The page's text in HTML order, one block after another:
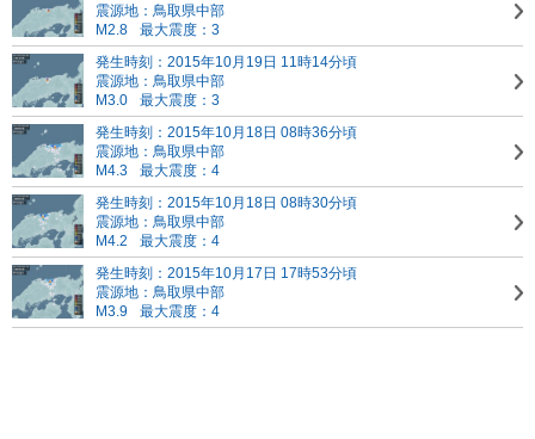
震源地：鳥取県中部
M2.8
最大震度：3
発生時刻：2015年10月19日 11時14分頃
震源地：鳥取県中部
M3.0
最大震度：3
発生時刻：2015年10月18日 08時36分頃
震源地：鳥取県中部
M4.3
最大震度：4
発生時刻：2015年10月18日 08時30分頃
震源地：鳥取県中部
M4.2
最大震度：4
発生時刻：2015年10月17日 17時53分頃
震源地：鳥取県中部
M3.9
最大震度：4